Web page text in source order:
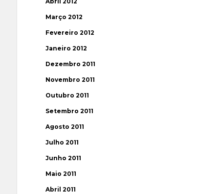
Março 2012
Fevereiro 2012
Janeiro 2012
Dezembro 2011
Novembro 2011
Outubro 2011
Setembro 2011
Agosto 2011
Julho 2011
Junho 2011
Maio 2011
Abril 2011